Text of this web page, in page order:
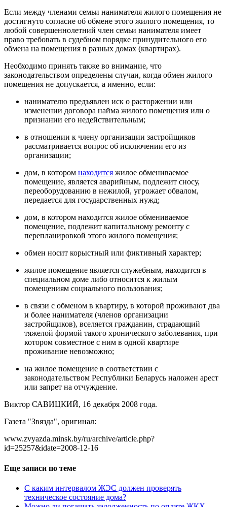
Если между членами семьи нанимателя жилого помещения не
достигнуто согласие об обмене этого жилого помещения, то
любой совершеннолетний член семьи нанимателя имеет
право требовать в судебном порядке принудительного его
обмена на помещения в разных домах (квартирах).
Необходимо принять также во внимание, что
законодательством определены случаи, когда обмен жилого
помещения не допускается, а именно, если:
нанимателю предъявлен иск о расторжении или
изменении договора найма жилого помещения или о
признании его недействительным;
в отношении к члену организации застройщиков
рассматривается вопрос об исключении его из
организации;
дом, в котором находится жилое обмениваемое
помещение, является аварийным, подлежит сносу,
переоборудованию в нежилой, угрожает обвалом,
передается для государственных нужд;
дом, в котором находится жилое обмениваемое
помещение, подлежит капитальному ремонту с
перепланировкой этого жилого помещения;
обмен носит корыстный или фиктивный характер;
жилое помещение является служебным, находится в
специальном доме либо относится к жилым
помещениям социального пользования;
в связи с обменом в квартиру, в которой проживают два
и более нанимателя (членов организации
застройщиков), вселяется гражданин, страдающий
тяжелой формой такого хронического заболевания, при
котором совместное с ним в одной квартире
проживание невозможно;
на жилое помещение в соответствии с
законодательством Республики Беларусь наложен арест
или запрет на отчуждение.
Виктор САВИЦКИЙ, 16 декабря 2008 года.
Газета "Звязда", оригинал:
www.zvyazda.minsk.by/ru/archive/article.php?
id=25257&idate=2008-12-16
Еще записи по теме
С каким интервалом ЖЭС должен проверять
техническое состояние дома?